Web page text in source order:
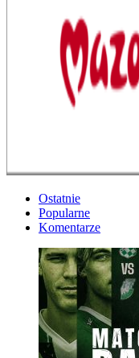
Ostatnie
Popularne
Komentarze